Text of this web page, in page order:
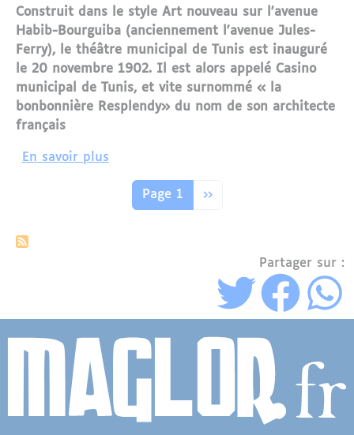
Construit dans le style Art nouveau sur l'avenue
Habib-Bourguiba (anciennement l'avenue Jules-
Ferry), le théâtre municipal de Tunis est inauguré
le 20 novembre 1902. Il est alors appelé Casino
municipal de Tunis, et vite surnommé « la
bonbonnière Resplendy» du nom de son architecte
français
En savoir plus
Page 1 Page suivante
››
Partager sur :